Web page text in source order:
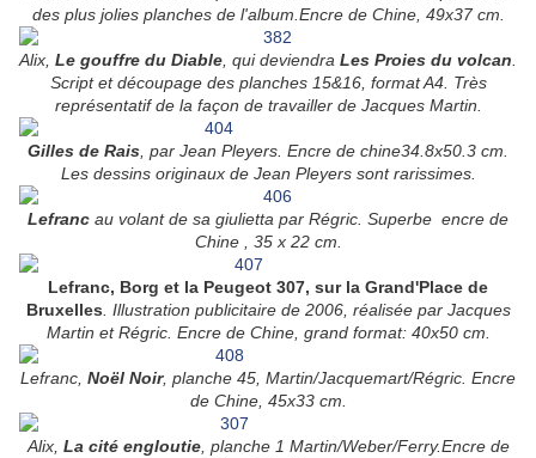
des plus jolies planches de l'album.Encre de Chine, 49x37 cm.
Alix, Le gouffre du Diable , qui deviendra Les Proies du volcan
Script et découpage des planches 15&16, format A4. Très
représentatif de la façon de travailler de Jacques Martin.
Gilles de Rais , par Jean Pleyers. Encre de chine34.8x50.3 cm.
Les dessins originaux de Jean Pleyers sont rarissimes.
Lefranc au volant de sa giulietta par Régric. Superbe encre de
Chine , 35 x 22 cm.
Lefranc, Borg et la Peugeot 307, sur la Grand'Place de
Bruxelles . Illustration publicitaire de 2006, réalisée par Jacques
Martin et Régric. Encre de Chine, grand format: 40x50 cm.
Lefranc, Noël Noir, planche 45, Martin/Jacquemart/Régric. Encre
de Chine, 45x33 cm.
Alix, La cité engloutie, planche 1 Martin/Weber/Ferry.Encre de